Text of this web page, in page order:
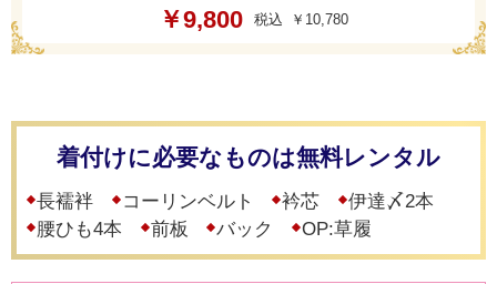
￥9,800 ￥10,780
着付けに必要なものは無料レンタル
長襦袢 コーリンベルト 衿芯
伊達〆2本
腰ひも4本
前板 バック OP:草履